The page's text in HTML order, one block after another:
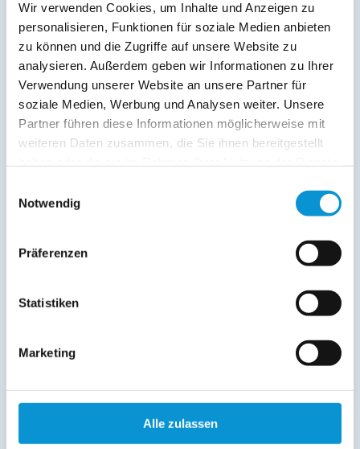
Wir verwenden Cookies, um Inhalte und Anzeigen zu
personalisieren, Funktionen für soziale Medien anbieten
zu können und die Zugriffe auf unsere Website zu
analysieren. Außerdem geben wir Informationen zu Ihrer
Verwendung unserer Website an unsere Partner für
soziale Medien, Werbung und Analysen weiter. Unsere
Partner führen diese Informationen möglicherweise mit
weiteren Daten zusammen, die Sie ihnen bereitgestellt
Notwendig
Präferenzen
Statistiken
Marketing
Alle zulassen
Waschmaschine kann gegen eine Gebühr von 5 € auf
Anfrage genutzt werden .
Beschreibung
Erleben Sie Ihre schönste Zeit des Jahres bei uns in der
Schäferkate!
welches zur Ortschaft Ölendorf gehört. Der kurtaxfreie
Sandstrand in Ostermade geht flach in die Ostsee über und
ist daher auch für Nichtschwimmer und badende Kinder
ungefährlich.
weiterlesen
Preise (pro Nacht in Euro)
1. Nacht inkl. End­
reinigung
jede Folge­